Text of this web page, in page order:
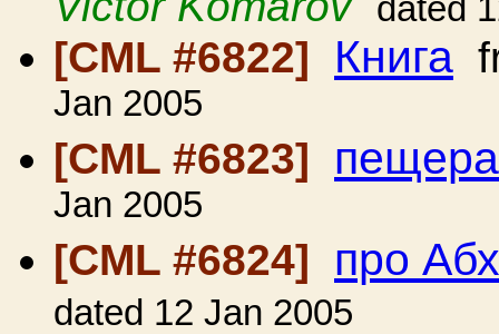
dated
[CML #6822] Книга
Jan 2005
[CML #6823]
Jan 2005
[CML #6824]
про
dated 12 Jan 2005